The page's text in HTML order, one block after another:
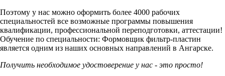
Поэтому у нас можно оформить более 4000 рабочих
специальностей все возможные программы повышения
квалификации, профессиональной переподготовки, аттестации!
Обучение по специальности: Формовщик фильтр-пластин
является одним из наших основных направлений в Ангарске.
Получить необходимое удостоверение у нас - это просто!